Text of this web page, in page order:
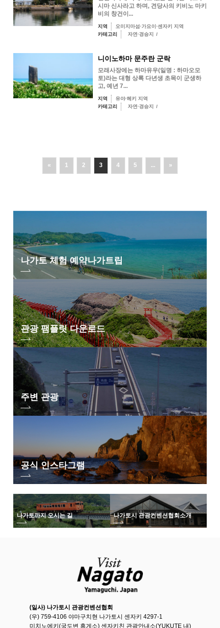
시마 신사라고 하며, 견당사의 키비노 마키
비의 창건이...
지역
오미지마섬·가요이·센자키 지역
카테고리
자연·경승지 /
니이노하마 문주란 군락
모래사장에는 하마유우(일명 : 하마오모
토)라는 대형 상록 다년생 초목이 군생하
고, 예년 7...
지역
유야·헤키 지역
카테고리
자연·경승지 /
« 1 2 3 4 5 ... »
나가토 체험 예약나가트립
관광 팸플릿 다운로드
주변 관광
공식 인스타그램
나가토까지 오시는 길 나가토시 관광컨벤션협회소개
(일사) 나가토시 관광컨벤션협회
(우) 759-4106 야마구치현 나가토시 센자키 4297-1
미치노에키(국도변 휴게소) 센자키친 관광안내소(YUKUTE 내)